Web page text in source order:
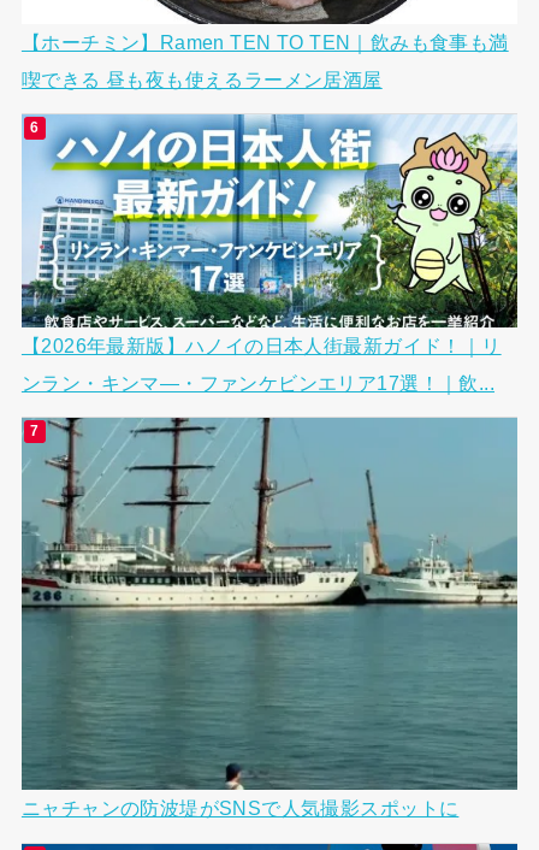
【ホーチミン】Ramen TEN TO TEN｜飲みも食事も満
喫できる 昼も夜も使えるラーメン居酒屋
【2026年最新版】ハノイの日本人街最新ガイド！｜リ
ンラン・キンマ―・ファンケビンエリア17選！｜飲...
ニャチャンの防波堤がSNSで人気撮影スポットに